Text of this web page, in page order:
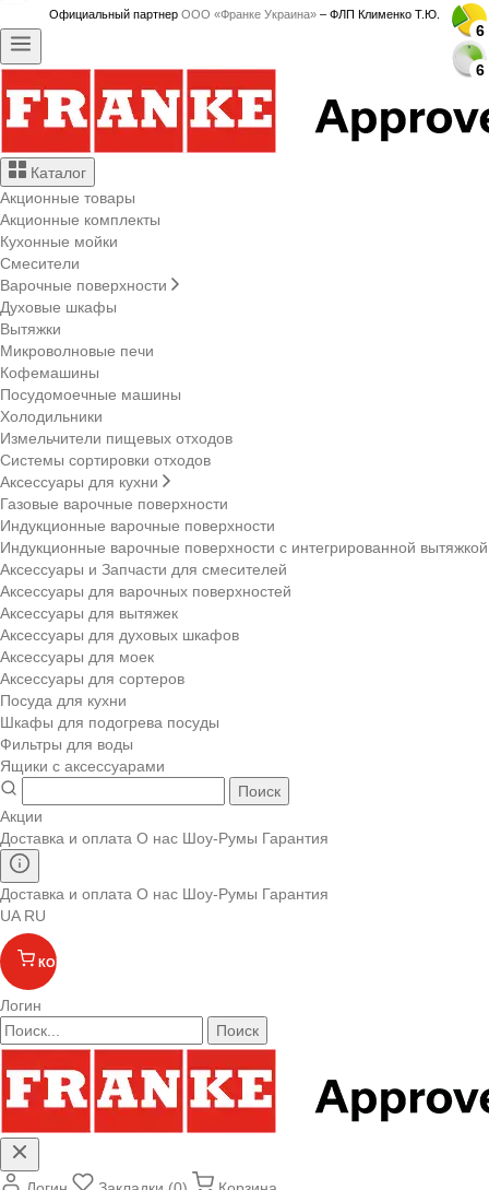
Официальный партнер ООО «Франке Украина» – ФЛП Клименко Т.Ю.
Каталог
Акционные товары
Акционные комплекты
Кухонные мойки
Смесители
Варочные поверхности
Духовые шкафы
Вытяжки
Микроволновые печи
Кофемашины
Посудомоечные машины
Холодильники
Измельчители пищевых отходов
Системы сортировки отходов
Аксессуары для кухни
Газовые варочные поверхности
Индукционные варочные поверхности
Индукционные варочные поверхности с интегрированной вытяжкой
Аксессуары и Запчасти для смесителей
Аксессуары для варочных поверхностей
Аксессуары для вытяжек
Аксессуары для духовых шкафов
Аксессуары для моек
Аксессуары для сортеров
Посуда для кухни
Шкафы для подогрева посуды
Фильтры для воды
Ящики с аксессуарами
Поиск
Акции
Доставка и оплата О нас Шоу-Румы Гарантия
Доставка и оплата О нас Шоу-Румы Гарантия
UA RU
КОРЗИНА
Логин
Поиск
6
6
6
6
6
6
6
6
6
6
6
6
6
6
6
6
6
6
6
6
6
6
6
6
6
6
6
6